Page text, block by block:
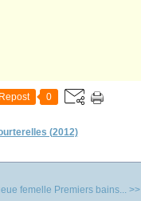
Repost 0
(2012)
femelle Premiers bains... >>